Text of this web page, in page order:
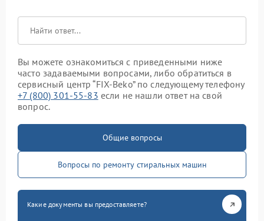
Вы можете ознакомиться с приведенными ниже
часто задаваемыми вопросами, либо обратиться в
сервисный центр “FIX-Beko” по следующему телефону
+7 (800) 301-55-83 если не нашли ответ на свой
вопрос.
Общие вопросы
Вопросы по ремонту стиральных машин
Какие документы вы предоставляете?